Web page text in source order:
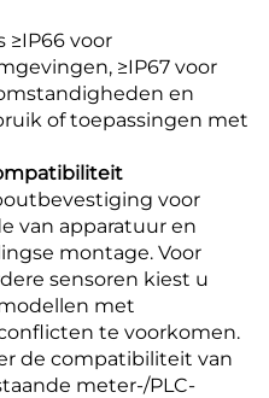
≥IP66 voor
≥IP67 voor
en
of toepassingen met
voor
van apparatuur en
montage. Voor
sensoren kiest u
met
te voorkomen.
de compatibiliteit van
meter-/PLC-